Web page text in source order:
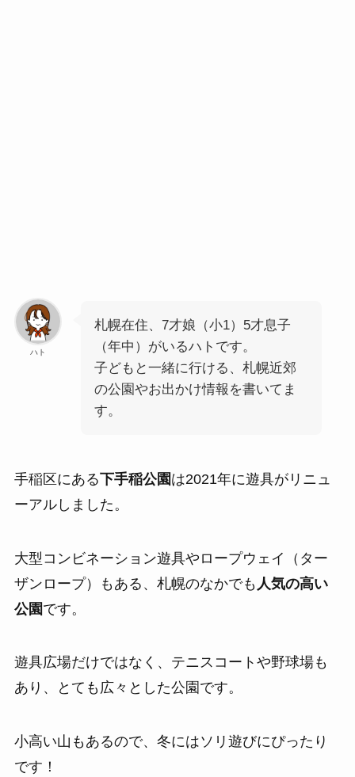
ハト
札幌在住、7才娘（小1）5才息子
（年中）がいるハトです。
子どもと一緒に行ける、札幌近郊
の公園やお出かけ情報を書いてま
す。
手稲区にある下手稲公園は2021年に遊具がリニュ
ーアルしました。
大型コンビネーション遊具や ロープウェイ
（ター
ザンロープ）もある、札幌のなかでも 人気の高い
公園です。
遊具広場だけではなく、テニスコートや野球場も
あり、とても広々とした公園です。
小高い山もあるので、冬にはソリ遊びにぴったり
です！